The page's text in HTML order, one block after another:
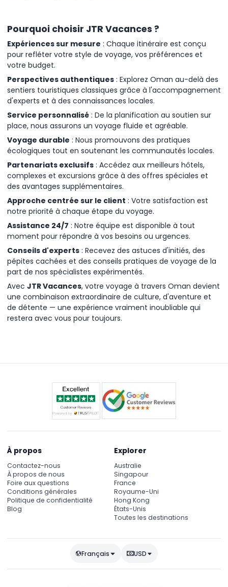
Pourquoi choisir JTR Vacances ?
Expériences sur mesure : Chaque itinéraire est conçu
pour refléter votre style de voyage, vos préférences et
votre budget.
Perspectives authentiques : Explorez Oman au-delà des
sentiers touristiques classiques grâce à l'accompagnement
d'experts et à des connaissances locales.
Service personnalisé : De la planification au soutien sur
place, nous assurons un voyage fluide et agréable.
Voyage durable : Nous promouvons des pratiques
écologiques tout en soutenant les communautés locales.
Partenariats exclusifs : Accédez aux meilleurs hôtels,
complexes et excursions grâce à des offres spéciales et
des avantages supplémentaires.
Approche centrée sur le client : Votre satisfaction est
notre priorité à chaque étape du voyage.
Assistance 24/7 : Notre équipe est disponible à tout
moment pour répondre à vos besoins ou urgences.
Conseils d'experts : Recevez des astuces d'initiés, des
pépites cachées et des conseils pratiques de voyage de la
part de nos spécialistes expérimentés.
Avec JTR Vacances, votre voyage à travers Oman devient
une combinaison extraordinaire de culture, d'aventure et
de détente — une expérience vraiment inoubliable qui
restera avec vous pour toujours.
À propos
Contactez-nous
À propos de nous
Foire aux questions
Conditions générales
Politique de confidentialité
Blog
Explorer
Australie
Singapour
France
Royaume-Uni
Hong Kong
États-Unis
Toutes les destinations
Français USD